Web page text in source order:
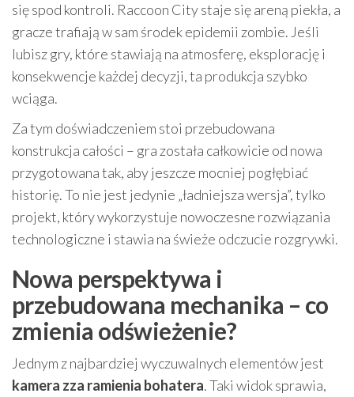
się spod kontroli. Raccoon City staje się areną piekła, a
gracze trafiają w sam środek epidemii zombie. Jeśli
lubisz gry, które stawiają na atmosferę, eksplorację i
konsekwencje każdej decyzji, ta produkcja szybko
wciąga.
Za tym doświadczeniem stoi przebudowana
konstrukcja całości – gra została całkowicie od nowa
przygotowana tak, aby jeszcze mocniej pogłębiać
historię. To nie jest jedynie „ładniejsza wersja”, tylko
projekt, który wykorzystuje nowoczesne rozwiązania
technologiczne i stawia na świeże odczucie rozgrywki.
Nowa perspektywa i
przebudowana mechanika – co
zmienia odświeżenie?
Jednym z najbardziej wyczuwalnych elementów jest
kamera zza ramienia bohatera. Taki widok sprawia,